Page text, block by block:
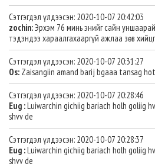
Сэтгэгдэл үлдээсэн: 2020-10-07 20:42:03
zochin:Эрхэм 76 минь энийг сайн
тэдэндээ хараалгахааргүй ажлаа зөв
Сэтгэгдэл үлдээсэн: 2020-10-07 20:31:27
Os: Zaisangiin amand barij bgaaa tansag
Сэтгэгдэл үлдээсэн: 2020-10-07 20:28:46
Eug :Luiwarchin gichiig bariach holh goliig
shvv de
Сэтгэгдэл үлдээсэн: 2020-10-07 20:28:37
Eug :Luiwarchin gichiig bariach holh goliig
shvv de